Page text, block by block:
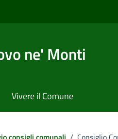
ne' Monti
Vivere il Comune